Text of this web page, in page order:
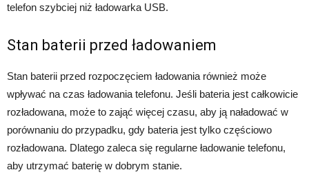
telefon szybciej niż ładowarka USB.
Stan baterii przed ładowaniem
Stan baterii przed rozpoczęciem ładowania również może
wpływać na czas ładowania telefonu. Jeśli bateria jest całkowicie
rozładowana, może to zająć więcej czasu, aby ją naładować w
porównaniu do przypadku, gdy bateria jest tylko częściowo
rozładowana. Dlatego zaleca się regularne ładowanie telefonu,
aby utrzymać baterię w dobrym stanie.